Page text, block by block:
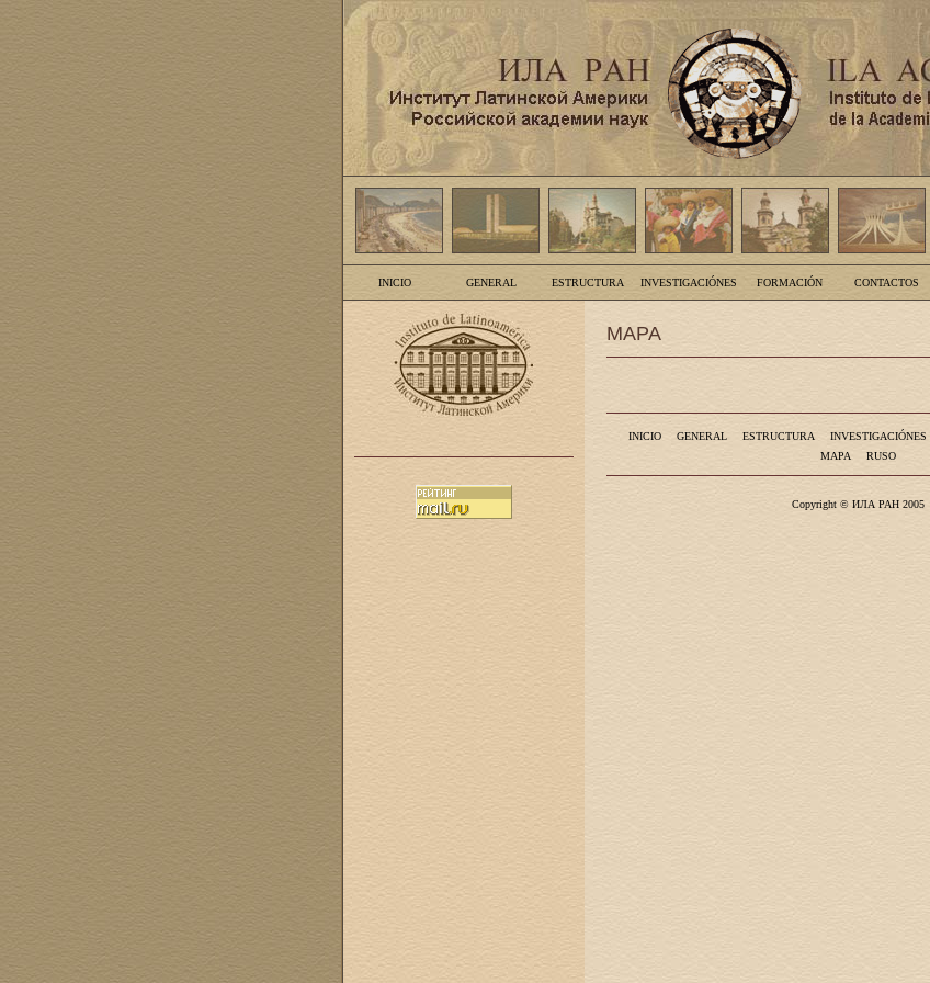
INICIO GENERAL ESTRUCTURA INVESTIGACIÓNES FORMACIÓN CONTACTOS
MAPA
INICIO GENERAL ESTRUCTURA INVESTIGACIÓNES
MAPA
RUSO
Copyright © ИЛА РАН 2005